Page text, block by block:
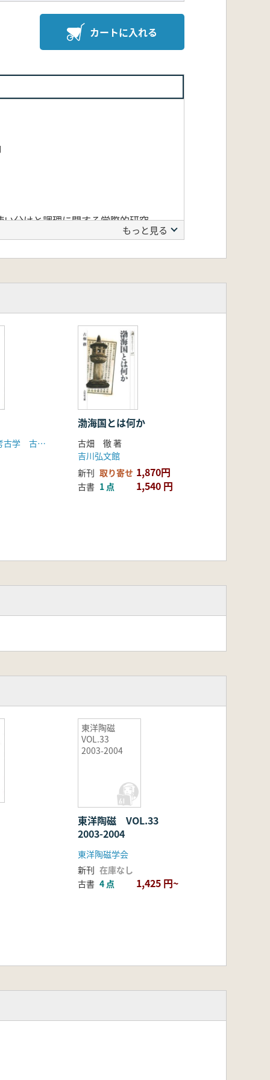
カートに入れる
分けと調理に関する学際的研究
もっと見る
「日韓交渉の考古学 古墳時代」研究会
渤海国とは何か
古畑 徹 著
吉川弘文館
新刊 取り寄せ 1,870円
古書 1 点 1,540 円
東洋陶磁
VOL.33
2003-2004
東洋陶磁 VOL.33
2003-2004
東洋陶磁学会
新刊 在庫なし
古書 4 点 1,425 円~